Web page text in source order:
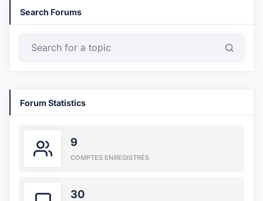
Search Forums
Forum Statistics
9
COMPTES ENREGISTRÉS
30